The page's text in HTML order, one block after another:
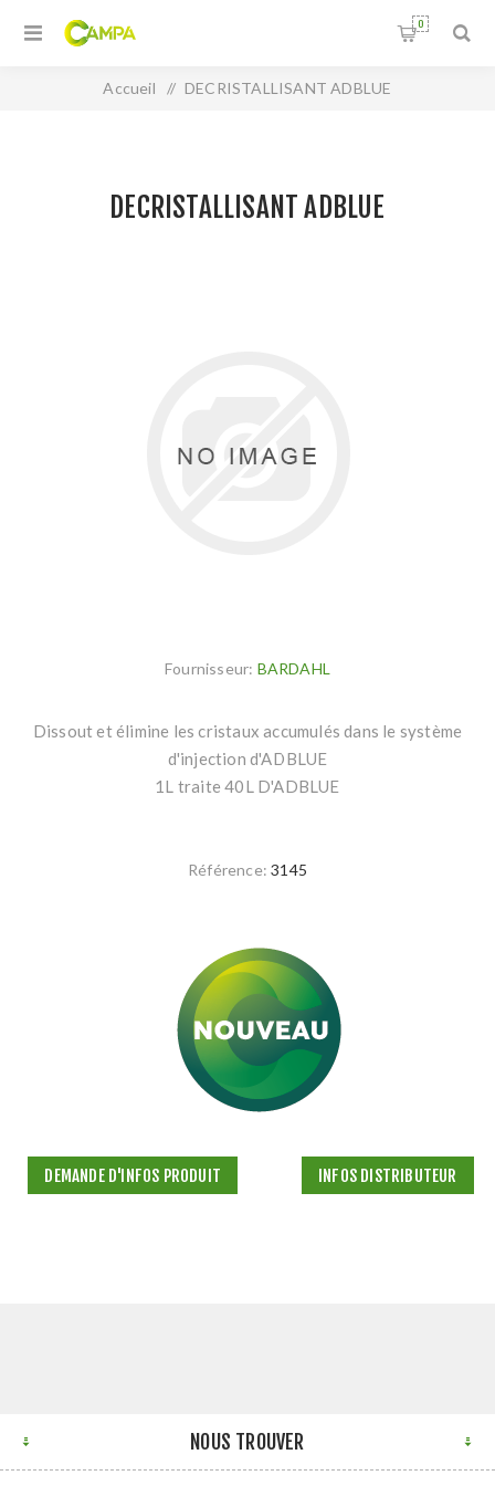
0
Accueil / DECRISTALLISANT ADBLUE
DECRISTALLISANT ADBLUE
Fournisseur: BARDAHL
Dissout et élimine les cristaux accumulés dans le système
d'injection d'ADBLUE
1L traite 40L D'ADBLUE
Référence: 3145
DEMANDE D'INFOS PRODUIT INFOS DISTRIBUTEUR
NOUS TROUVER